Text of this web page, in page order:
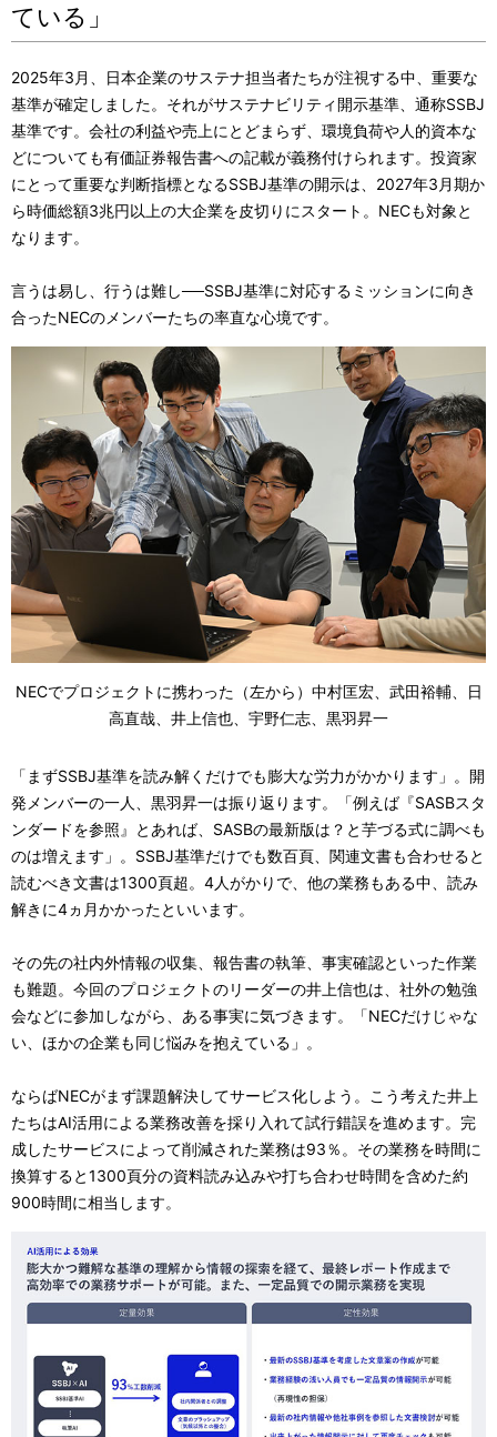
ている」
2025年3月、日本企業のサステナ担当者たちが注視する中、重要な
基準が確定しました。それがサステナビリティ開示基準、通称SSBJ
基準です。会社の利益や売上にとどまらず、環境負荷や人的資本な
どについても有価証券報告書への記載が義務付けられます。投資家
にとって重要な判断指標となるSSBJ基準の開示は、2027年3月期か
ら時価総額3兆円以上の大企業を皮切りにスタート。NECも対象と
なります。
言うは易し、行うは難し──SSBJ基準に対応するミッションに向き
合ったNECのメンバーたちの率直な心境です。
NECでプロジェクトに携わった（左から）中村匡宏、武田裕輔、日
高直哉、井上信也、宇野仁志、黒羽昇一
「まずSSBJ基準を読み解くだけでも膨大な労力がかかります」。開
発メンバーの一人、黒羽昇一は振り返ります。「例えば『SASBスタ
ンダードを参照』とあれば、SASBの最新版は？と芋づる式に調べも
のは増えます」。SSBJ基準だけでも数百頁、関連文書も合わせると
読むべき文書は1300頁超。4人がかりで、他の業務もある中、読み
解きに4ヵ月かかったといいます。
その先の社内外情報の収集、報告書の執筆、事実確認といった作業
も難題。今回のプロジェクトのリーダーの井上信也は、社外の勉強
会などに参加しながら、ある事実に気づきます。「NECだけじゃな
い、ほかの企業も同じ悩みを抱えている」。
ならばNECがまず課題解決してサービス化しよう。こう考えた井上
たちはAI活用による業務改善を採り入れて試行錯誤を進めます。完
成したサービスによって削減された業務は93％。その業務を時間に
換算すると1300頁分の資料読み込みや打ち合わせ時間を含めた約
900時間に相当します。